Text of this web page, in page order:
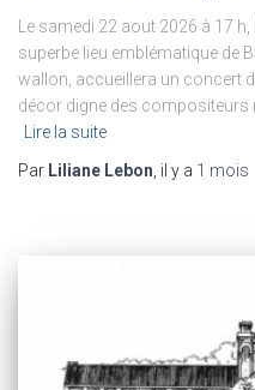
Le samedi 22 aout 2026 à 17
superbe lieu emblématique de
wallon, accueillera un concert
décor digne des compositeurs
Lire la suite
Par Liliane Lebon , il y a 1 mois